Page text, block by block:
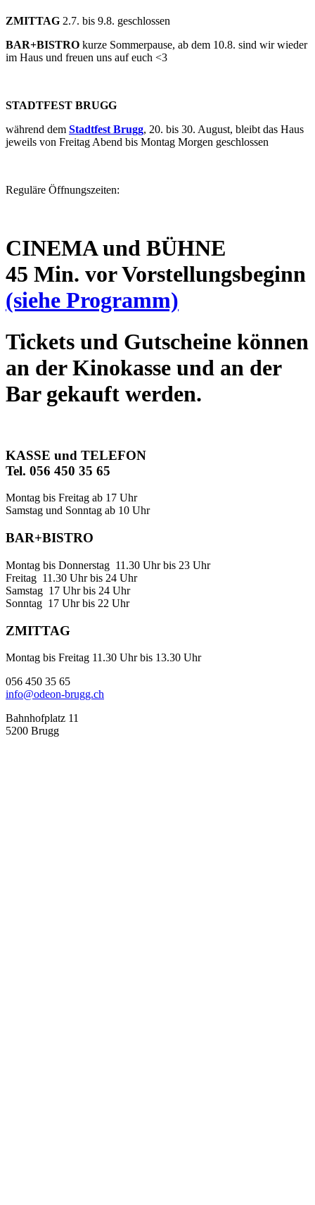
ZMITTAG 2.7. bis 9.8. geschlossen
BAR+BISTRO kurze Sommerpause, ab dem 10.8. sind wir wieder
im Haus und freuen uns auf euch <3
STADTFEST BRUGG
während dem Stadtfest Brugg, 20. bis 30. August, bleibt das Haus
jeweils von Freitag Abend bis Montag Morgen geschlossen
Reguläre Öffnungszeiten:
CINEMA und BÜHNE
45 Min. vor Vorstellungsbeginn
(siehe Programm)
Tickets und Gutscheine können
an der Kinokasse und an der
Bar gekauft werden.
KASSE und TELEFON
Tel. 056 450 35 65
Montag bis Freitag ab 17 Uhr
Samstag und Sonntag ab 10 Uhr
BAR+BISTRO
Montag bis Donnerstag 11.30 Uhr bis 23 Uhr
Freitag 11.30 Uhr bis 24 Uhr
Samstag 17 Uhr bis 24 Uhr
Sonntag 17 Uhr bis 22 Uhr
ZMITTAG
Montag bis Freitag 11.30 Uhr bis 13.30 Uhr
056 450 35 65
info@odeon-brugg.ch
Bahnhofplatz 11
5200 Brugg